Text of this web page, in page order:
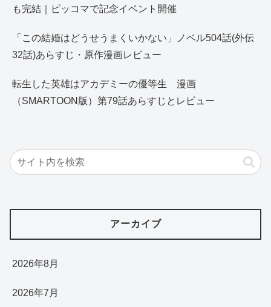
も完結｜ピッコマで記念イベント開催
「この結婚はどうせうまくいかない」ノベル504話(外伝
32話)あらすじ・原作漫画レビュー
転生した英雄はアカデミーの優等生 漫画
（SMARTOON版）第79話あらすじとレビュー
アーカイブ
2026年8月
2026年7月